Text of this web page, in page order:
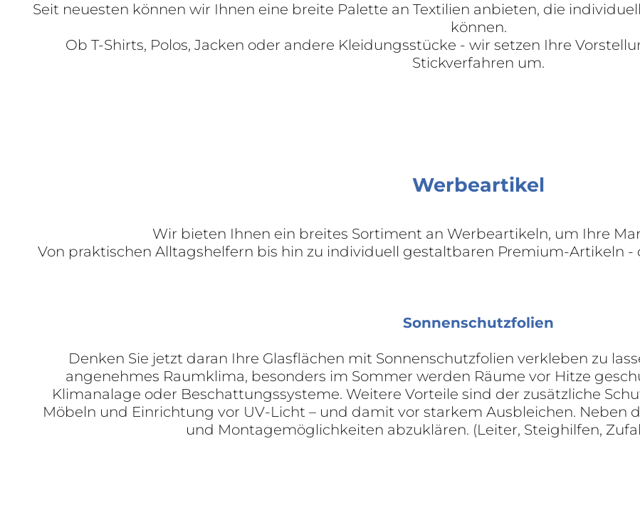
Seit neuesten können wir Ihnen eine breite Palette an Textilien anbieten, die
können.
Ob T-Shirts, Polos, Jacken oder andere Kleidungsstücke - wir setzen Ihre
Stickverfahren um.
Werbeartikel
Wir bieten Ihnen ein breites Sortiment an Werbeartikeln, um Ihre
Von praktischen Alltagshelfern bis hin zu individuell gestaltbaren Premium-Artikeln
Sonnenschutzfolien
Denken Sie jetzt daran Ihre Glasflächen mit Sonnenschutzfolien verkleben zu
angenehmes Raumklima, besonders im Sommer werden Räume vor Hitze
Klimanalage oder Beschattungssysteme. Weitere Vorteile sind der zusätzliche
Möbeln und Einrichtung vor UV-Licht – und damit vor starkem Ausbleichen. Neben
und Montagemöglichkeiten abzuklären. (Leiter, Steighilfen,